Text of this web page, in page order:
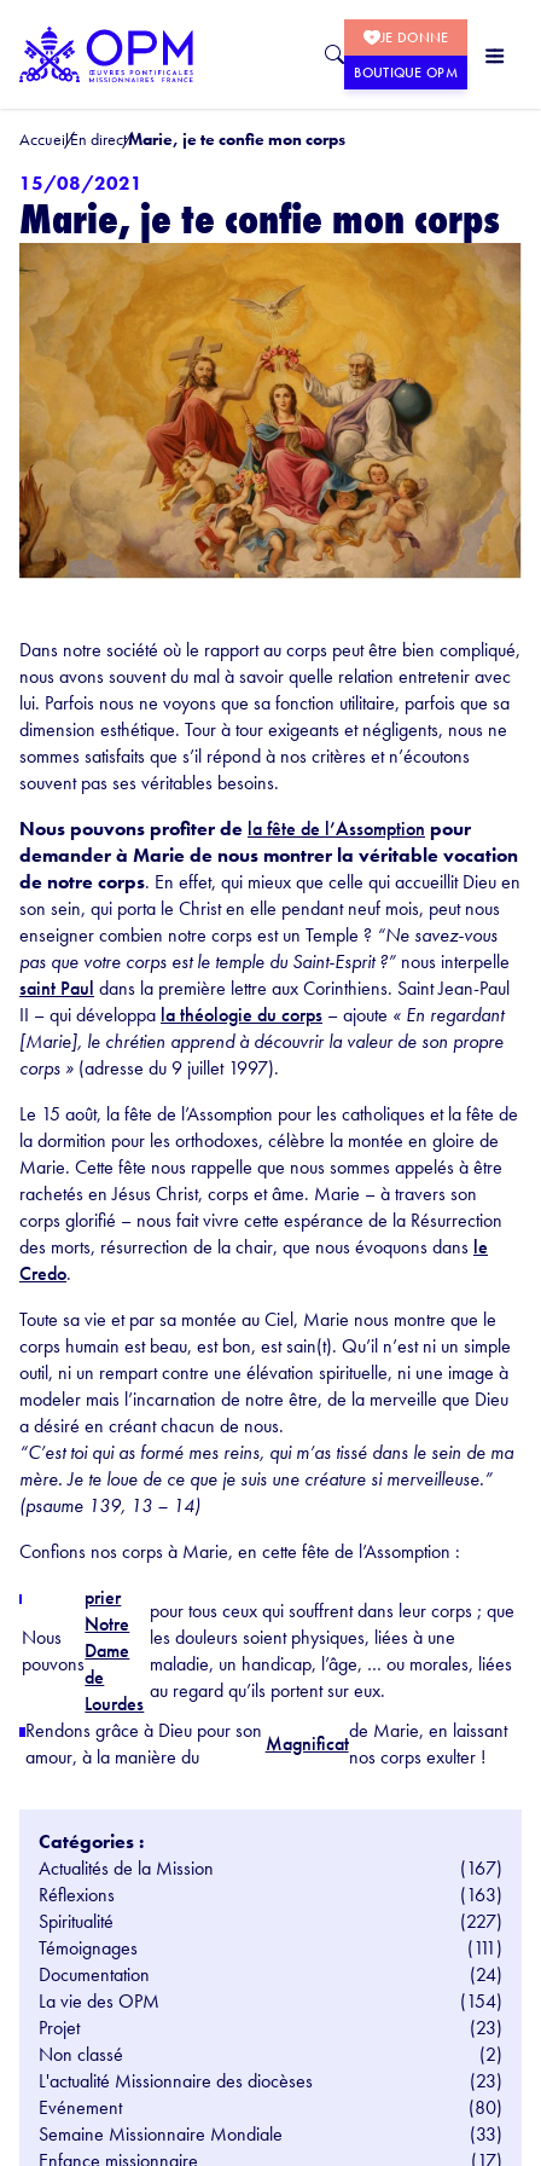
JE DONNE
BOUTIQUE OPM
AccueilEn directMarie, je te confie mon corps
15/08/2021
Marie, je te confie mon corps
Dans notre société où le rapport au corps peut être bien compliqué,
nous avons souvent du mal à savoir quelle relation entretenir avec
lui. Parfois nous ne voyons que sa fonction utilitaire, parfois que sa
dimension esthétique. Tour à tour exigeants et négligents, nous ne
sommes satisfaits que s’il répond à nos critères et n’écoutons
souvent pas ses véritables besoins.
Nous pouvons profiter de la fête de l’Assomption pour
demander à Marie de nous montrer la véritable vocation
de notre corps. En effet, qui mieux que celle qui accueillit Dieu en
son sein, qui porta le Christ en elle pendant neuf mois, peut nous
enseigner combien notre corps est un Temple ? “Ne savez-vous
pas que votre corps est le temple du Saint-Esprit ?” nous interpelle
saint Paul dans la première lettre aux Corinthiens. Saint Jean-Paul
II – qui développa la théologie du corps – ajoute « En regardant
[Marie], le chrétien apprend à découvrir la valeur de son propre
corps » (adresse du 9 juillet 1997).
Le 15 août, la fête de l’Assomption pour les catholiques et la fête de
la dormition pour les orthodoxes, célèbre la montée en gloire de
Marie. Cette fête nous rappelle que nous sommes appelés à être
rachetés en Jésus Christ, corps et âme. Marie – à travers son
corps glorifié – nous fait vivre cette espérance de la Résurrection
des morts, résurrection de la chair, que nous évoquons dans le
Credo.
Toute sa vie et par sa montée au Ciel, Marie nous montre que le
corps humain est beau, est bon, est sain(t). Qu’il n’est ni un simple
outil, ni un rempart contre une élévation spirituelle, ni une image à
modeler mais l’incarnation de notre être, de la merveille que Dieu
a désiré en créant chacun de nous.
“C’est toi qui as formé mes reins, qui m’as tissé dans le sein de ma
mère. Je te loue de ce que je suis une créature si merveilleuse.”
(psaume 139, 13 – 14)
Confions nos corps à Marie, en cette fête de l’Assomption :
Nous
pouvons
prier
Notre
Dame
de
Lourdes
pour tous ceux qui souffrent dans leur corps ; que
les douleurs soient physiques, liées à une
maladie, un handicap, l’âge, … ou morales, liées
au regard qu’ils portent sur eux.
Rendons grâce à Dieu pour son
amour, à la manière du
Magnificat
de Marie, en laissant
nos corps exulter !
Catégories :
Actualités de la Mission
(167)
Réflexions
(163)
Spiritualité
(227)
Témoignages
(111)
Documentation
(24)
La vie des OPM
(154)
Projet
(23)
Non classé
(2)
L'actualité Missionnaire des diocèses
(23)
Evénement
(80)
Semaine Missionnaire Mondiale
(33)
Enfance missionnaire
(17)